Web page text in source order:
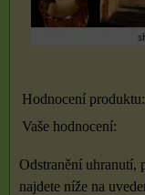
Hodnocení produktu:
Vaše hodnocení:
Odstranění uhranutí,
najdete níže na